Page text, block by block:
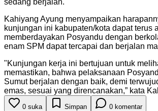
Kahiyang Ayung menyampaikan
kunjungan ini kabupaten/kota dapat terus
memberdayakan Posyandu dengan
enam SPM dapat tercapai dan berjalan
"Kunjungan kerja ini bertujuan untuk
memastikan, bahwa pelaksanaan
Sumut berjalan dengan baik, demi
emas, sesuai yang direncanakan,” kata
0 suka Simpan 0 komentar